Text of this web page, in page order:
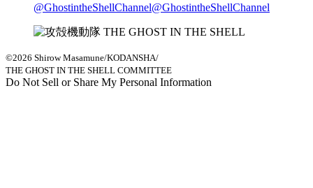
@GhostintheShellChannel@GhostintheShellChannel
©2026 Shirow Masamune/KODANSHA/
THE GHOST IN THE SHELL COMMITTEE
Do Not Sell or Share My Personal Information